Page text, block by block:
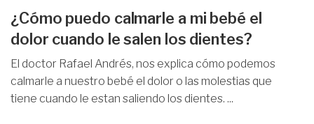
¿Cómo puedo calmarle a mi bebé el
dolor cuando le salen los dientes?
El doctor Rafael Andrés, nos explica cómo podemos
calmarle a nuestro bebé el dolor o las molestias que
tiene cuando le estan saliendo los dientes. ...